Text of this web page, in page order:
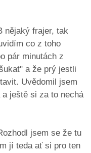
nějaký frajer, tak
co z toho
pár minutách z
a že prý jestli
Uvědomil jsem
ještě si za to nechá
jsem se že tu
jí teda ať si pro ten